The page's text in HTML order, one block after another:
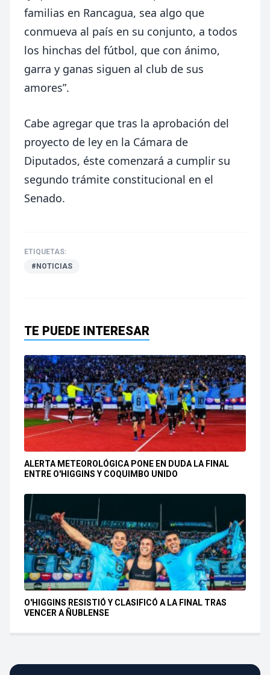
familias en Rancagua, sea algo que
conmueva al país en su conjunto, a todos
los hinchas del fútbol, que con ánimo,
garra y ganas siguen al club de sus
amores”.
Cabe agregar que tras la aprobación del
proyecto de ley en la Cámara de
Diputados, éste comenzará a cumplir su
segundo trámite constitucional en el
Senado.
ETIQUETAS:
#NOTICIAS
TE PUEDE INTERESAR
ALERTA METEOROLÓGICA PONE EN DUDA LA FINAL
ENTRE O'HIGGINS Y COQUIMBO UNIDO
O'HIGGINS RESISTIÓ Y CLASIFICÓ A LA FINAL TRAS
VENCER A ÑUBLENSE